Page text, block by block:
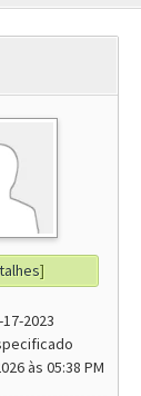
]
2023
às 05:38 PM